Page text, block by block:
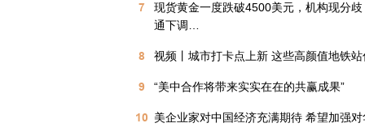
7
现货黄金一度跌破4500美元，机构现分
通下调…
8 视频丨城市打卡点上新 这些高颜值地铁
9 “美中合作将带来实实在在的共赢成果”
10 美企业家对中国经济充满期待 希望加强